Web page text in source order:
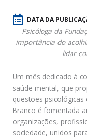
DATA DA
Psicóloga da
importância do
lidar
Um mês dedicado à
saúde mental, que
questões psicológicas
Branco é fomentada
organizações,
sociedade, unidos